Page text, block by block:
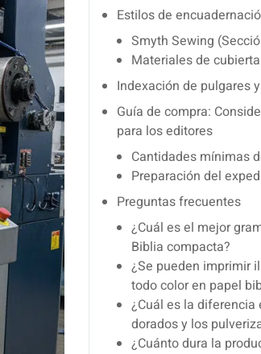
Estilos de
Smyth Sewing
Materiales de cubierta
Indexación de pulgares
Guía de compra:
para los editores
Cantidades mínimas
Preparación del
Preguntas frecuentes
¿Cuál es el mejor
Biblia compacta?
¿Se pueden imprimir
todo color en papel
¿Cuál es la diferencia
dorados y los
¿Cuánto dura la